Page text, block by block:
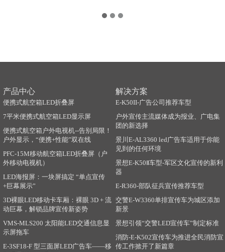
产品中心
便携式航空箱LED折叠屏
7平米便携式航空箱LED显示屏
便携式航空箱户外电视机--告别局限！
户外显示，“便携+性能”双在线
PFC-15M移动航空箱LED折叠屏（户
外移动电视机）
LED海报屏：一块屏搞定 “单点宣传
+巨幕展示”
3D裸眼LED移动卡车厢：裸眼 3D + 流
动巨幕，解锁品牌宣传新姿势
VMS-MLS200 太阳能LED交通信息显
示屏拖车
E-3SF18-F 型三面屏LED广告车——移
解决方案
E-K50II-广告公司推荐车型
户外宣传主流媒体成为报业、广电集
团的新选择
景川E-AL3360 led广告车适用于你能
见到的任何环境
景想E-K50Ⅱ车型-军区文化宣传的新利
器
E-R360-部队征兵宣传推荐车型
交警E-W3360单排宣传车为城区添加
新景
景想引领“交警LED宣传车”制定标准
消防-E-K502宣传车为推进全民消防宣
传工作掀开了新篇章